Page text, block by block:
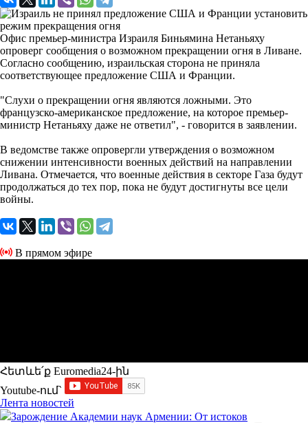
Офис премьер-министра Израиля Биньямина Нетаньяху
опроверг сообщения о возможном прекращении огня в Ливане.
Согласно сообщению, израильская сторона не приняла
соответствующее предложение США и Франции.
"Слухи о прекращении огня являются ложными. Это
французско-американское предложение, на которое премьер-
министр Нетаньяху даже не ответил", - говорится в заявлении.
В ведомстве также опровергли утверждения о возможном
снижении интенсивности военных действий на направлении
Ливана. Отмечается, что военные действия в секторе Газа будут
продолжаться до тех пор, пока не будут достигнуты все цели
войны.
В прямом эфире
Հետևե՛ք Euromedia24-ին
Youtube-ում`
Лента новостей
Зарождение Академии наук Армении: От истоков